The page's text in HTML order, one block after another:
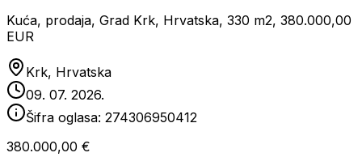
Kuća, prodaja, Grad Krk, Hrvatska, 330 m2, 380.000,00
EUR
Krk, Hrvatska
09. 07. 2026.
Šifra oglasa: 274306950412
380.000,00 €